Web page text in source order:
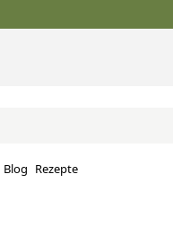
Blog Rezepte